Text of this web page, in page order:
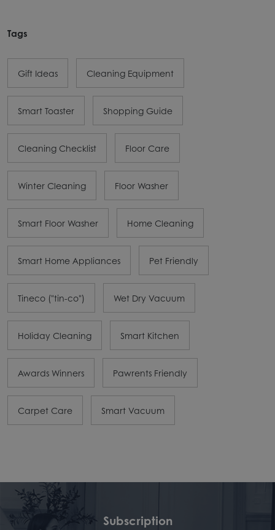
Tags
Gift Ideas Cleaning Equipment
Smart Toaster Shopping Guide
Cleaning Checklist Floor Care
Winter Cleaning Floor Washer
Smart Floor Washer Home Cleaning
Smart Home Appliances Pet Friendly
Tineco ("tin-co") Wet Dry Vacuum
Holiday Cleaning Smart Kitchen
Awards Winners Pawrents Friendly
Carpet Care Smart Vacuum
Subscription